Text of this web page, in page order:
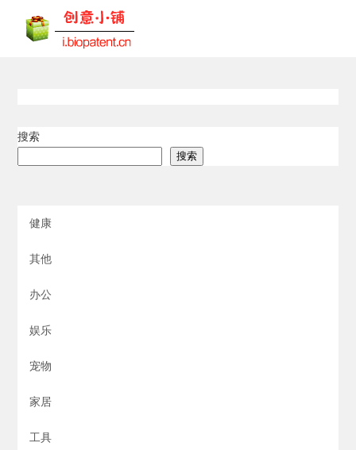
搜索
搜索
健康
其他
办公
娱乐
宠物
家居
工具